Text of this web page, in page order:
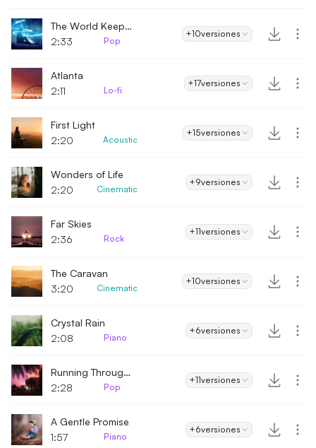
The World Keeps On Spinning
2:33
Pop
+10versiones
Atlanta
2:11
Lo-fi
+17versiones
First Light
2:20
Acoustic
+15versiones
Wonders of Life
2:20
Cinematic
+9versiones
Far Skies
2:36
Rock
+11versiones
The Caravan
3:20
Cinematic
+10versiones
Crystal Rain
2:08
Piano
+6versiones
Running Through The Night
2:28
Pop
+11versiones
A Gentle Promise
1:57
Piano
+6versiones